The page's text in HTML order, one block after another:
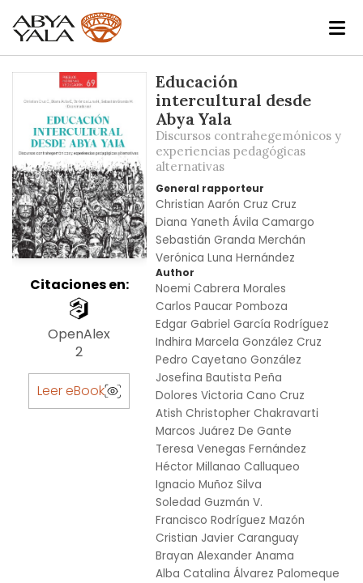
to
end
of
the
images
gallery
Citaciones en:
OpenAlex
2
Skip
the
Leer eBook
Educación
intercultural desde
Abya Yala
Discursos contrahegemónicos y
experiencias pedagógicas
alternativas
General rapporteur
Christian Aarón Cruz Cruz
Diana Yaneth Ávila Camargo
Sebastián Granda Merchán
Verónica Luna Hernández
Author
Noemi Cabrera Morales
Carlos Paucar Pomboza
Edgar Gabriel García Rodríguez
Indhira Marcela González Cruz
Pedro Cayetano González
Josefina Bautista Peña
Dolores Victoria Cano Cruz
Atish Christopher Chakravarti
Marcos Juárez De Gante
Teresa Venegas Fernández
Héctor Millanao Calluqueo
Ignacio Muñoz Silva
Soledad Guzmán V.
Francisco Rodríguez Mazón
Cristian Javier Caranguay
Brayan Alexander Anama
Alba Catalina Álvarez Palomeque